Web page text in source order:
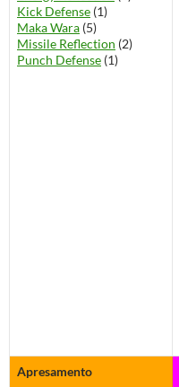
Kick Defense (1)
Maka Wara (5)
Missile Reflection (2)
Punch Defense (1)
Apresamento